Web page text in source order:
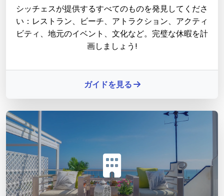
シッチェスが提供するすべてのものを発見してくださ
い：レストラン、ビーチ、アトラクション、アクティ
ビティ、地元のイベント、文化など。完璧な休暇を計
画しましょう!
ガイドを見る